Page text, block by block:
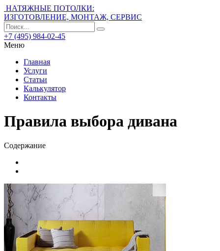
НАТЯЖНЫЕ ПОТОЛКИ:
ИЗГОТОВЛЕНИЕ, МОНТАЖ, СЕРВИС
+7 (495) 984-02-45
Меню
Главная
Услуги
Статьи
Калькулятор
Контакты
Правила выбора дивана
Содержание